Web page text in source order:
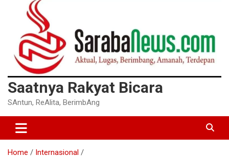
Saatnya Rakyat Bicara
SAntun, ReAlita, BerimbAng
Home
Internasional